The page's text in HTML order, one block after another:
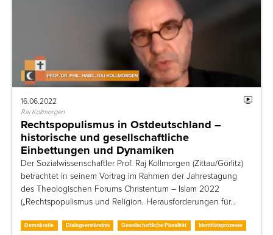
16.06.2022
Raj Kollmorgen
Rechtspopulismus in Ostdeutschland –
historische und gesellschaftliche
Einbettungen und Dynamiken
Der Sozialwissenschaftler Prof. Raj Kollmorgen (Zittau/Görlitz)
betrachtet in seinem Vortrag im Rahmen der Jahrestagung
des Theologischen Forums Christentum – Islam 2022
(„Rechtspopulismus und Religion. Herausforderungen für…
Demokratie Dialogverständnis Gesellschaftliche Pluralität
Identitätsprozesse